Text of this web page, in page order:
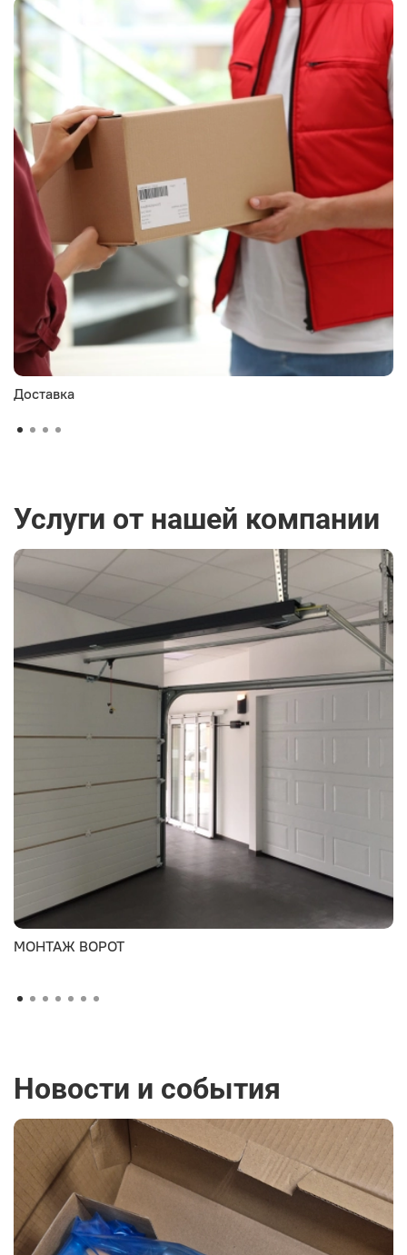
Доставка
Услуги от нашей компании
МОНТАЖ ВОРОТ
Новости и события